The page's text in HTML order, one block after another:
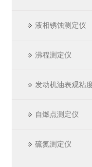
液相锈蚀测定仪
沸程测定仪
发动机油表观粘
自燃点测定仪
硫氮测定仪